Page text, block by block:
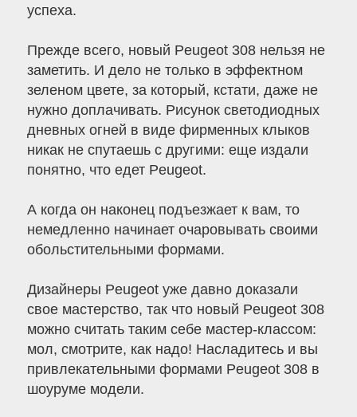
успеха.
Прежде всего, новый Peugeot 308 нельзя не
заметить. И дело не только в эффектном
зеленом цвете, за который, кстати, даже не
нужно доплачивать. Рисунок светодиодных
дневных огней в виде фирменных клыков
никак не спутаешь с другими: еще издали
понятно, что едет Peugeot.
А когда он наконец подъезжает к вам, то
немедленно начинает очаровывать своими
обольстительными формами.
Дизайнеры Peugeot уже давно доказали
свое мастерство, так что новый Peugeot 308
можно считать таким себе мастер-классом:
мол, смотрите, как надо! Насладитесь и вы
привлекательными формами Peugeot 308 в
шоуруме модели.